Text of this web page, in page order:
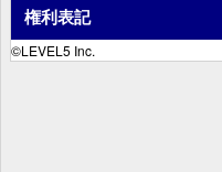
権利表記
©LEVEL5 Inc.